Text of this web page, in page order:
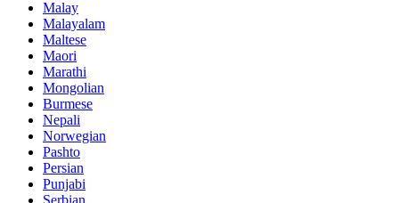
Malay
Malayalam
Maltese
Maori
Marathi
Mongolian
Burmese
Nepali
Norwegian
Pashto
Persian
Punjabi
Serbian